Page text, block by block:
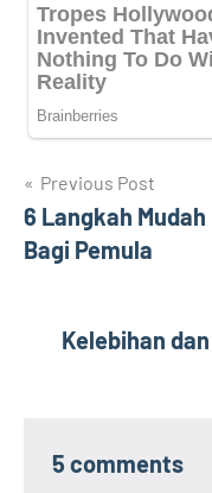
Navigasi
pos
Previous Post
6 Langkah
Bagi Pemula
Kelebihan
5 comments